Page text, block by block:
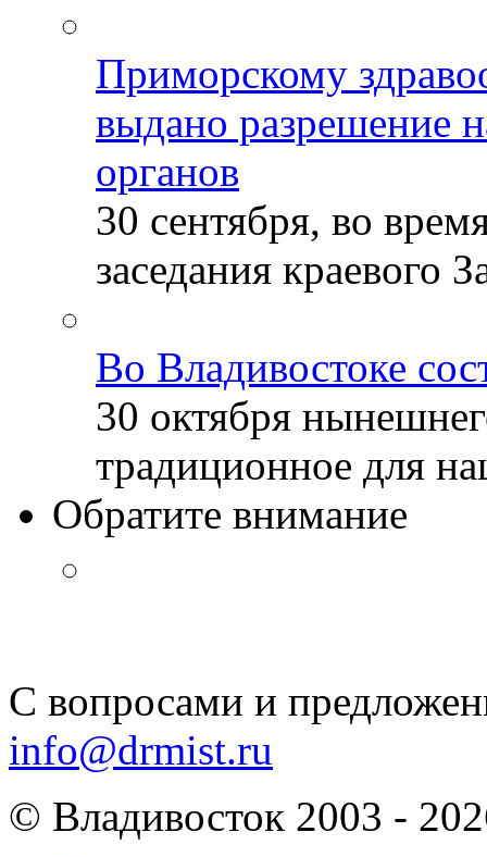
Приморскому
выдано разрешение
органов
30 сентября, во
заседания краевого
Во Владивостоке
30 октября
традиционное для
Обратите внимание
С вопросами и
info@drmist.ru
© Владивосток 2003 -